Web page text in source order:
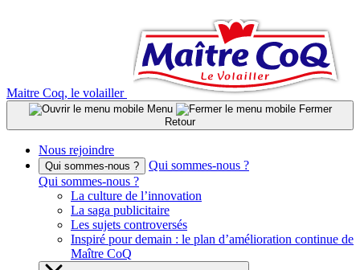
Maitre Coq, le volailler
Menu
Fermer
Retour
Nous rejoindre
Qui sommes-nous ?
Qui sommes-nous ?
Qui sommes-nous ?
La culture de l’innovation
La saga publicitaire
Les sujets controversés
Inspiré pour demain : le plan d’amélioration continue de
Maître CoQ